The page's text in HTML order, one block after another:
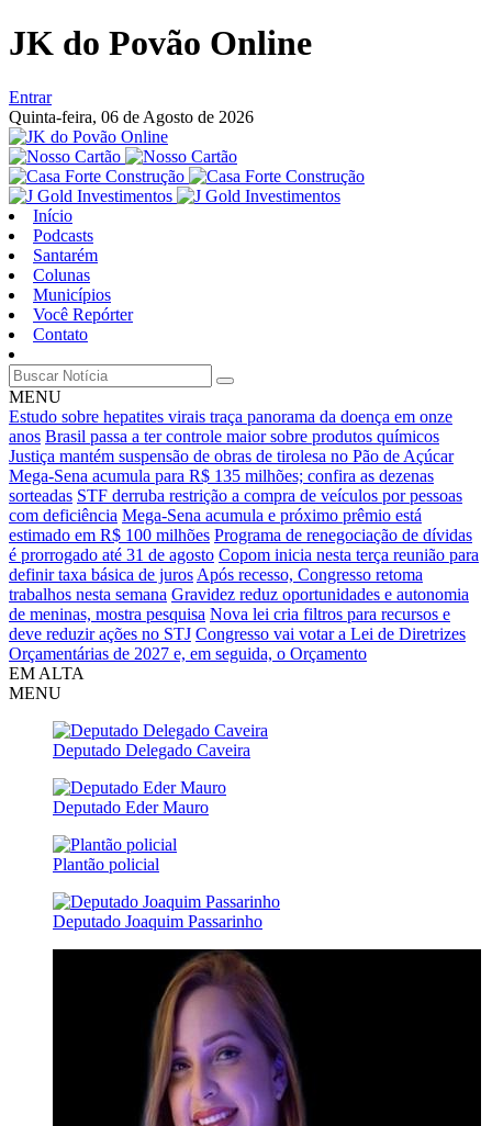
JK do Povão Online
Entrar
Quinta-feira, 06 de Agosto de 2026
Início
Podcasts
Santarém
Colunas
Municípios
Você Repórter
Contato
MENU
Estudo sobre hepatites virais traça panorama da doença em onze
anos Brasil passa a ter controle maior sobre produtos químicos
Justiça mantém suspensão de obras de tirolesa no Pão de Açúcar
Mega-Sena acumula para R$ 135 milhões; confira as dezenas
sorteadas STF derruba restrição a compra de veículos por pessoas
com deficiência Mega-Sena acumula e próximo prêmio está
estimado em R$ 100 milhões Programa de renegociação de dívidas
é prorrogado até 31 de agosto Copom inicia nesta terça reunião para
definir taxa básica de juros Após recesso, Congresso retoma
trabalhos nesta semana Gravidez reduz oportunidades e autonomia
de meninas, mostra pesquisa Nova lei cria filtros para recursos e
deve reduzir ações no STJ Congresso vai votar a Lei de Diretrizes
Orçamentárias de 2027 e, em seguida, o Orçamento
EM ALTA
MENU
Deputado Delegado Caveira
Deputado Eder Mauro
Plantão policial
Deputado Joaquim Passarinho